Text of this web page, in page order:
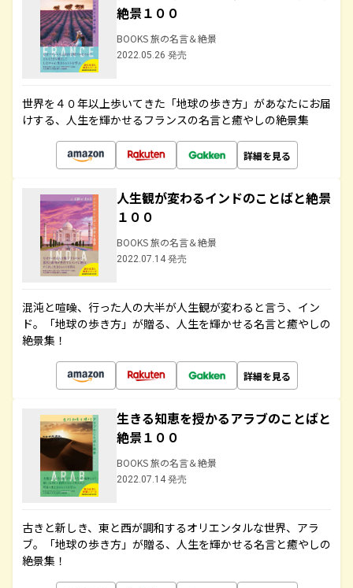
絶景１００
BOOKS 旅の名言＆絶景
2022.05.26 発売
世界を４０年以上歩いてきた「地球の歩き方」があなたにお届
けする、人生を輝かせるフランスの名言と癒やしの絶景集
詳細を見る
人生観が変わるインドのことばと絶景
１００
BOOKS 旅の名言＆絶景
2022.07.14 発売
混沌と喧噪、行った人の大半が人生観が変わると言う、イン
ド。「地球の歩き方」が贈る、人生を輝かせる名言と癒やしの
絶景集！
詳細を見る
生きる知恵を授かるアラブのことばと
絶景１００
BOOKS 旅の名言＆絶景
2022.07.14 発売
古きと新しき、東と西が調和するオリエンタルな世界、アラ
ブ。「地球の歩き方」が贈る、人生を輝かせる名言と癒やしの
絶景集！